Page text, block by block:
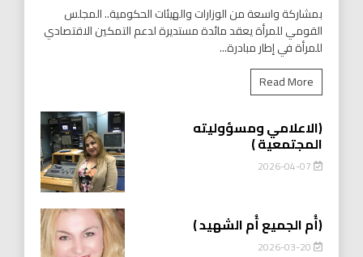
بمشاركة واسعة من الوزارات والهيئات الحكومية.. المجلس
القومي للمرأة يعقد مائدة مستديرة لدعم التمكين الاقتصادي
للمرأة في إطار مبادرة...
Read More
(الاعلامي ومسؤوليته
المجتمعية )
2026-04-07
(أُم الجميع أُم الشهيد )
2026-03-20